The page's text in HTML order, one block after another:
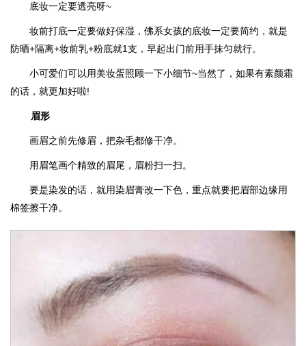
底妆一定要透亮呀~
妆前打底一定要做好保湿，佛系女孩的底妆一定要简约，就是
防晒+隔离+妆前乳+粉底就1支，早起出门前用手抹匀就行。
小可爱们可以用美妆蛋照顾一下小细节~当然了，如果有素颜霜
的话，就更加好啦!
眉形
画眉之前先修眉，把杂毛都修干净。
用眉笔画个精致的眉尾，眉粉扫一扫。
要是染发的话，就用染眉膏改一下色，重点就要把眉部边缘用
棉签擦干净。